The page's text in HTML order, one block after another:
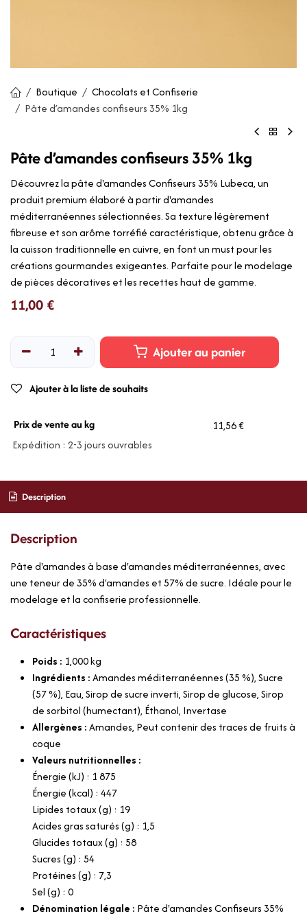
Boutique
Chocolats et Confiserie
Pâte d’amandes confiseurs 35% 1kg
Pâte d’amandes confiseurs 35% 1kg
Découvrez la pâte d'amandes Confiseurs 35% Lubeca, un
produit premium élaboré à partir d'amandes
méditerranéennes sélectionnées. Sa texture légèrement
fibreuse et son arôme torréfié caractéristique, obtenu grâce à
la cuisson traditionnelle en cuivre, en font un must pour les
créations gourmandes exigeantes. Parfaite pour le modelage
de pièces décoratives et les recettes haut de gamme.
11,00 €
Ajouter au panier
Ajouter à la liste de souhaits
Prix de vente au kg
11,56 €
Expédition : 2-3 jours ouvrables
Description
Description
Pâte d'amandes à base d'amandes méditerranéennes, avec
une teneur de 35% d'amandes et 57% de sucre. Idéale pour le
modelage et la confiserie professionnelle.
Caractéristiques
Poids : 1,000kg
Ingrédients :Amandes méditerranéennes (35 %), Sucre
(57 %), Eau, Sirop de sucre inverti, Sirop de glucose, Sirop
de sorbitol (humectant), Éthanol, Invertase
Allergènes :Amandes, Peut contenir des traces de fruits à
coque
Valeurs nutritionnelles :
Énergie (kJ) : 1 875
Énergie (kcal) : 447
Lipides totaux (g) : 19
Acides gras saturés (g) : 1,5
Glucides totaux (g) : 58
Sucres (g) : 54
Protéines (g) : 7,3
Sel (g) : 0
Dénomination légale : Pâte d'amandes Confiseurs 35%